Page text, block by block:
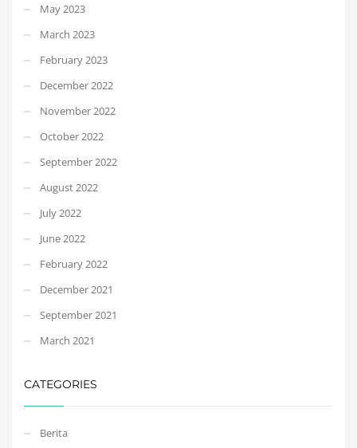
May 2023
March 2023
February 2023
December 2022
November 2022
October 2022
September 2022
August 2022
July 2022
June 2022
February 2022
December 2021
September 2021
March 2021
CATEGORIES
Berita